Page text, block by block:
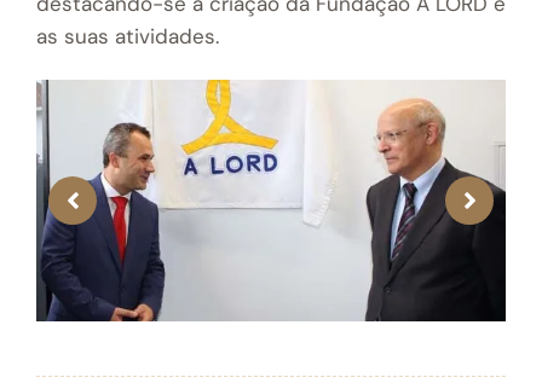
as suas atividades.